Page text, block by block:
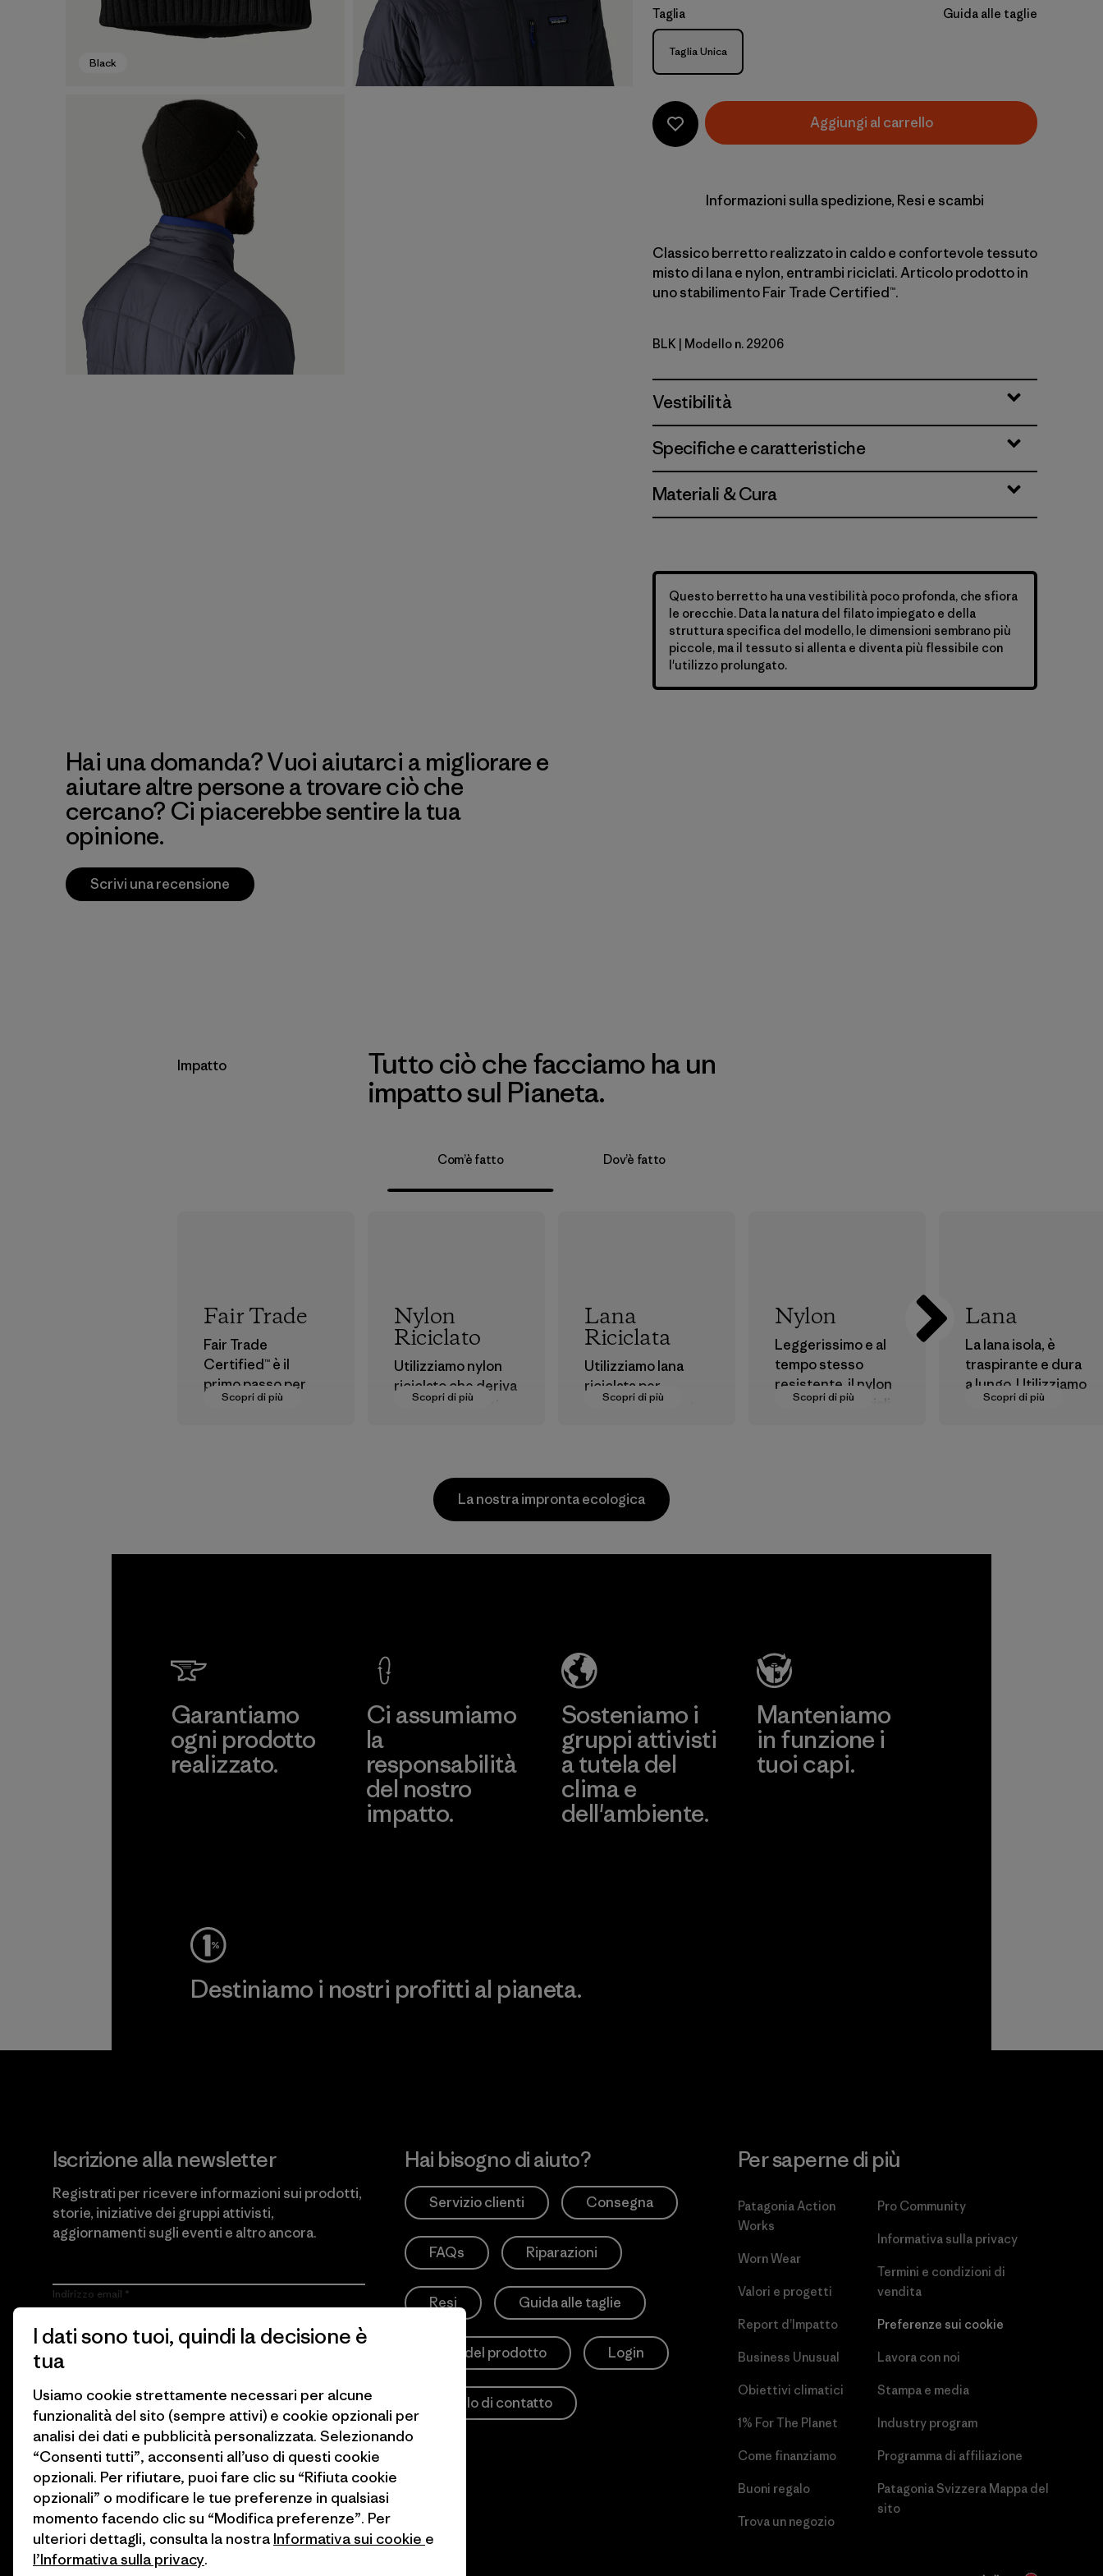
Black
Taglia Guida alle taglie
Taglia
Taglia Unica
Aggiungi al carrello
Informazioni sulla spedizione, Resi e scambi
Classico berretto realizzato in caldo e confortevole tessuto
misto di lana e nylon, entrambi riciclati. Articolo prodotto in
uno stabilimento Fair Trade Certified™.
Black
BLK | Modello n. 29206
Vestibilità
Specifiche e caratteristiche
Materiali & Cura
Questo berretto ha una vestibilità poco profonda, che sfiora
le orecchie. Data la natura del filato impiegato e della
struttura specifica del modello, le dimensioni sembrano più
piccole, ma il tessuto si allenta e diventa più flessibile con
l'utilizzo prolungato.
Hai una domanda? Vuoi aiutarci a migliorare e
aiutare altre persone a trovare ciò che
cercano? Ci piacerebbe sentire la tua
opinione.
Scrivi una recensione
Impatto
Tutto ciò che facciamo ha un
impatto sul Pianeta.
Com’è fatto Dov’è fatto
Scopri di più
Fair Trade
Fair Trade
Certified™ è il
primo passo per
pagare salari
Scopri di più
Nylon
Riciclato
Utilizziamo nylon
riciclato che deriva
da fibre di scarti
consumo.
Materiali
Scopri di più
Lana
Riciclata
Utilizziamo lana
riciclata per
allungare la durata
Materiali
Scopri di più
Nylon
Leggerissimo e al
tempo stesso
resistente, il nylon
è uno dei materiali
Scopri di più
Lana
La lana isola, è
traspirante e dura
a lungo. Utilizziamo
lana vergine
Scopri di più
Dong Nai
La nostra impronta ecologica
Garantiamo
ogni prodotto
realizzato.
Ci assumiamo
la
responsabilità
del nostro
impatto.
Sosteniamo i
gruppi attivisti
a tutela del
clima e
dell'ambiente.
Manteniamo
in funzione i
tuoi capi.
Destiniamo i nostri profitti al pianeta.
Iscrizione alla newsletter
Registrati per ricevere informazioni sui prodotti,
storie, iniziative dei gruppi attivisti,
aggiornamenti sugli eventi e altro ancora.
Indirizzo email
Cliccando sul pulsante Iscriviti, accetto che Patagonia utilizzi il
mio indirizzo e-mail e mi invii e-mail con informazioni sui
prodotti, storie, iniziative dei gruppi attivisti, aggiornamenti sugli
di Patagonia.
Iscriviti
Hai bisogno di aiuto?
Servizio clienti Consegna
FAQs Riparazioni
Resi Guida alle taglie
Cura del prodotto Login
Modulo di contatto
Per saperne di più
Patagonia Action
Works
Worn Wear
Valori e progetti
Report d’Impatto
Business Unusual
Obiettivi climatici
1% For The Planet
Come finanziamo
Buoni regalo
Trova un negozio
Pro Community
Informativa sulla privacy
Termini e condizioni di
vendita
Preferenze sui cookie
Lavora con noi
Stampa e media
Industry program
Programma di affiliazione
Patagonia Svizzera Mappa del
sito
I dati sono tuoi, quindi la decisione è
tua
Usiamo cookie strettamente necessari per alcune
funzionalità del sito (sempre attivi) e cookie opzionali per
analisi dei dati e pubblicità personalizzata. Selezionando
“Consenti tutti”, acconsenti all’uso di questi cookie
opzionali. Per rifiutare, puoi fare clic su “Rifiuta cookie
opzionali” o modificare le tue preferenze in qualsiasi
momento facendo clic su “Modifica preferenze”. Per
ulteriori dettagli, consulta la nostra Informativa sui cookie e
l’Informativa sulla privacy.